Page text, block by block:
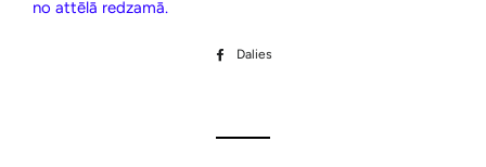
no attēlā redzamā.
Dalies